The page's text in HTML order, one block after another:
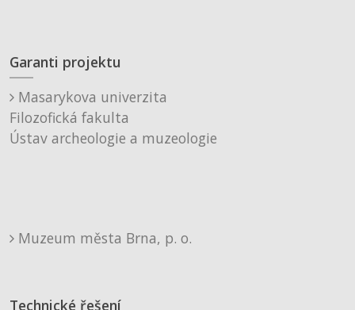
Garanti projektu
Masarykova univerzita
Filozofická fakulta
Ústav archeologie a muzeologie
Muzeum města Brna, p. o.
Technické řešení